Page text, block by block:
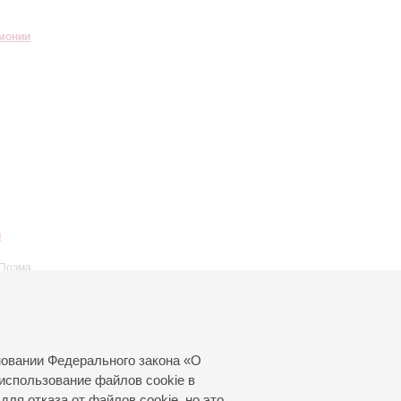
Федерального закона «О
файлов cookie в